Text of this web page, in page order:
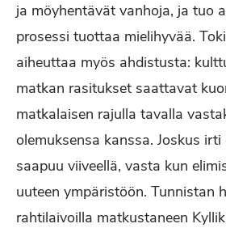
ja möyhentävät vanhoja, ja tuo
prosessi tuottaa mielihyvää.
aiheuttaa myös ahdistusta:
matkan rasitukset saattavat
matkalaisen rajulla tavalla
olemuksensa kanssa. Joskus
saapuu viiveellä, vasta kun
uuteen ympäristöön. Tunnistan
rahtilaivoilla matkustaneen